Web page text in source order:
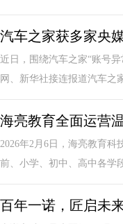
汽车之家获多家央
近日，围绕汽车之家“账号
网、新华社接连报道汽车之
海亮教育全面运营
2026年2月6日，海亮教育
前、小学、初中、高中各学
百年一诺，匠启未